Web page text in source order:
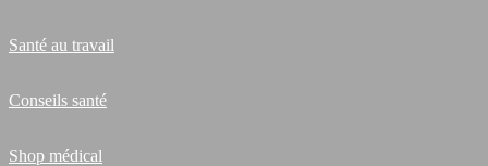
Santé au travail
Conseils santé
Shop médical